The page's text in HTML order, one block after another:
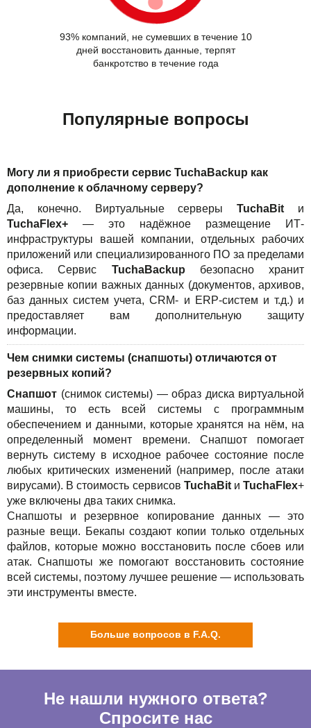
93% компаний, не сумевших в течение 10
дней восстановить данные, терпят
банкротство в течение года
Популярные вопросы
Могу ли я приобрести сервис TuchaBackup как
дополнение к облачному серверу?
Да, конечно. Виртуальные серверыTuchaBit и
TuchaFlex+ — это надёжное размещение ИТ-
инфраструктуры вашей компании, отдельных рабочих
приложений или специализированного ПО за пределами
офиса. Сервис TuchaBackup безопасно хранит
резервные копии важных данных (документов, архивов,
баз данных систем учета, CRM- и ERP-систем и т.д.) и
предоставляет вам дополнительную защиту
информации.
Чем снимки системы (снапшоты) отличаются от
резервных копий?
Снапшот (снимок системы) — образ диска виртуальной
машины, то есть всей системы с программным
обеспечением и данными, которые хранятся на нём, на
определенный момент времени. Снапшот помогает
вернуть систему в исходное рабочее состояние после
любых критических изменений (например, после атаки
вирусами). В стоимость сервисов TuchaBitиTuchaFlex+
уже включены два таких снимка.
Снапшоты и резервное копирование данных — это
разные вещи. Бекапы создают копии только отдельных
файлов, которые можно восстановить после сбоев или
атак. Снапшоты же помогают восстановить состояние
всей системы, поэтому лучшее решение — использовать
эти инструменты вместе.
Больше вопросов в F.A.Q.
Не нашли нужного ответа?
Спросите нас